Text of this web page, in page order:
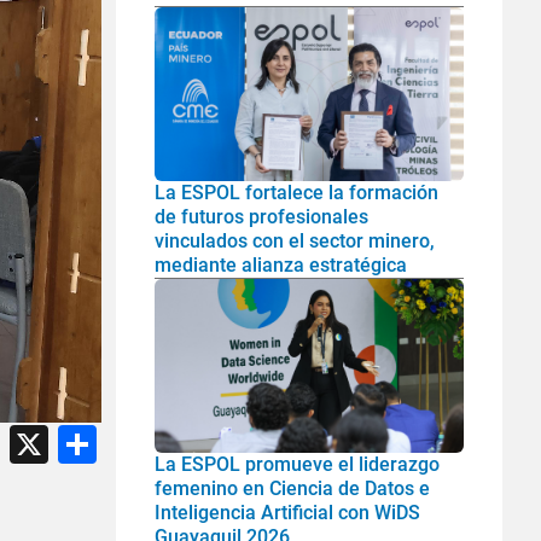
Facebook
X Share
La ESPOL fortalece la formación
de futuros profesionales
vinculados con el sector minero,
mediante alianza estratégica
La ESPOL promueve el liderazgo
femenino en Ciencia de Datos e
Inteligencia Artificial con WiDS